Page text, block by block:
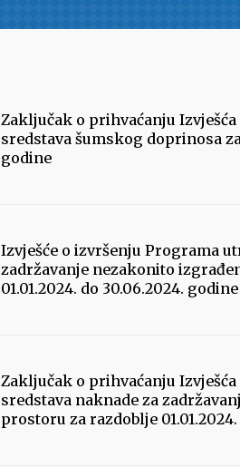
Zaključak o prihvaćanju
sredstava šumskog doprinosa
godine
Izvješće o izvršenju Programa
zadržavanje nezakonito
01.01.2024. do 30.06.2024. godine
Zaključak o prihvaćanju
sredstava naknade za
prostoru za razdoblje